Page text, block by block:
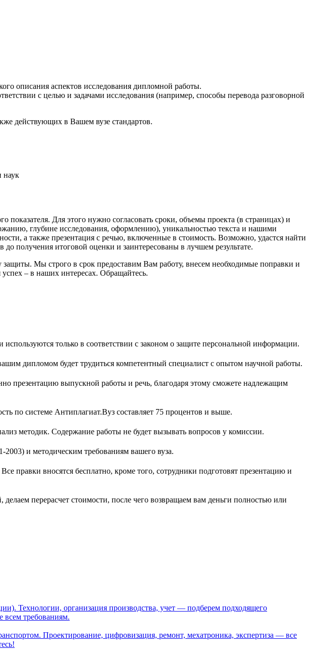
описания аспектов исследования дипломной работы.
с целью и задачами исследования (например, способы перевода разговорной
действующих в Вашем вузе стандартов.
наук
показателя. Для этого нужно согласовать сроки, объемы проекта (в страницах) и
глубине исследования, оформлению), уникальностью текста и нашими
а также презентация с речью, включенные в стоимость. Возможно, удастся найти
получения итоговой оценки и заинтересованы в лучшем результате.
Мы строго в срок предоставим Вам работу, внесем необходимые поправки и
– в наших интересах. Обращайтесь.
только в соответствии с законом о защите персональной информации.
дипломом будет трудиться компетентный специалист с опытом научной работы.
презентацию выпускной работы и речь, благодаря этому сможете надлежащим
по системе Антиплагиат.Вуз составляет 75 процентов и выше.
методик. Содержание работы не будет вызывать вопросов у комиссии.
и методическим требованиям вашего вуза.
правки вносятся бесплатно, кроме того, сотрудники подготовят презентацию и
перерасчет стоимости, после чего возвращаем вам деньги полностью или
Технологии, организация производства, учет — подберем подходящего
всем требованиям.
Проектирование, цифровизация, ремонт, мехатроника, экспертиза — все